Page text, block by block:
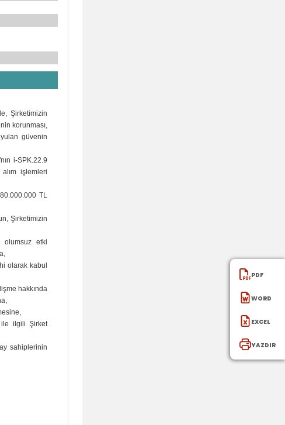
Şirketimizin
korunması,
güvenin
i-SPK.22.9
işlemleri
TL
Şirketimizin
olumsuz etki
olarak kabul
hakkında
ile ilgili Şirket
sahiplerinin
PDF
WORD
EXCEl
YAZDIR